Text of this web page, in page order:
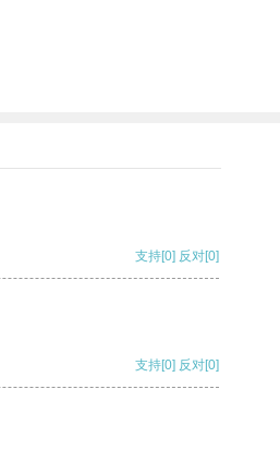
支持[0] 反对[0]
支持[0] 反对[0]